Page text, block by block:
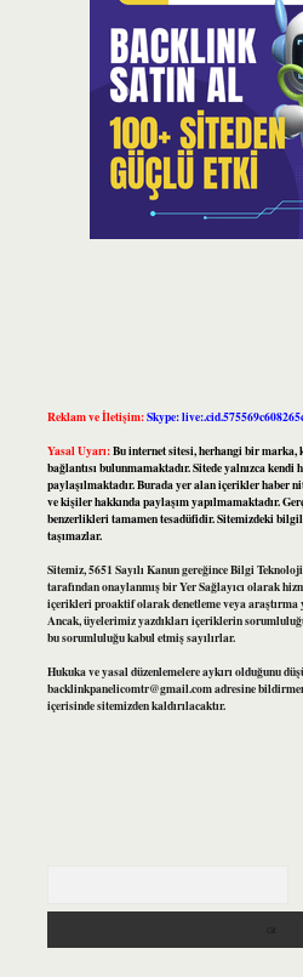
Reklam ve İletişim:Skype:
Yasal Uyarı:Bu internet sitesi, herhangi bir marka,
bağlantısı bulunmamaktadır. Sitede yalnızca kendi
paylaşılmaktadır. Burada yer alan içerikler haber
ve kişiler hakkında paylaşım yapılmamaktadır.
benzerlikleri tamamen tesadüfidir. Sitemizdeki
taşımazlar.
Sitemiz, 5651 Sayılı Kanun gereğince Bilgi
tarafından onaylanmış bir Yer Sağlayıcı olarak
içerikleri proaktif olarak denetleme veya
Ancak, üyelerimiz yazdıkları içeriklerin
bu sorumluluğu kabul etmiş sayılırlar.
Hukuka ve yasal düzenlemelere aykırı olduğunu
backlinkpanelicomtr@gmail.comadresine
içerisinde sitemizden kaldırılacaktır.